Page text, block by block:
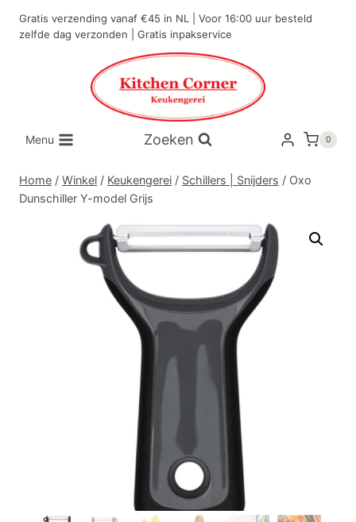
naar
Gratis verzending vanaf €45 in NL | Voor 16:00 uur besteld
zelfde dag verzonden | Gratis inpakservice
Menu Zoeken 0
Home / Winkel / Keukengerei / Schillers | Snijders / Oxo
Dunschiller Y-model Grijs